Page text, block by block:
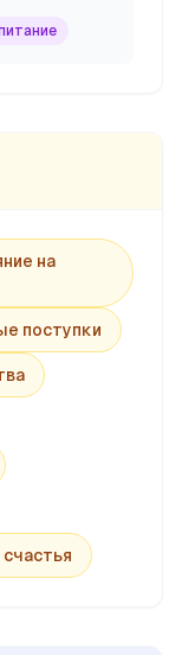
на
поступки